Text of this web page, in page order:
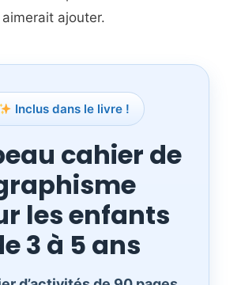
aimerait ajouter.
Inclus dans le livre !
cahier de
les enfants
3 à 5 ans